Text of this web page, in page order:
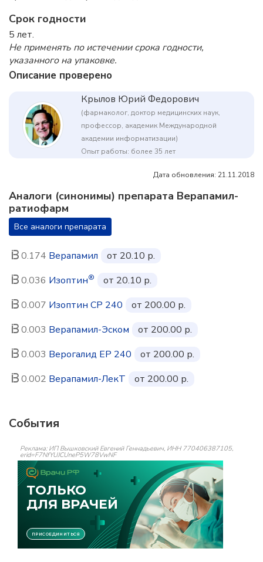
Срок годности
5 лет.
Не применять по истечении срока годности,
указанного на упаковке.
Описание проверено
Крылов Юрий Федорович
(фармаколог, доктор медицинских наук,
профессор, академик Международной
академии информатизации)
Опыт работы: более 35 лет
Дата обновления: 21.11.2018
Аналоги (синонимы) препарата Верапамил-
ратиофарм
Все аналоги препарата
0.174 Верапамил
от 20.10 р.
0.036 Изоптин®
от 20.10 р.
0.007 Изоптин СР 240
от 200.00 р.
0.003 Верапамил-Эском
от 200.00 р.
0.003 Верогалид ЕР 240
от 200.00 р.
0.002 Верапамил-ЛекТ от 200.00 р.
События
Реклама: ИП Вышковский Евгений Геннадьевич, ИНН 770406387105,
erid=F7NfYUJCUneP5W78VwNF